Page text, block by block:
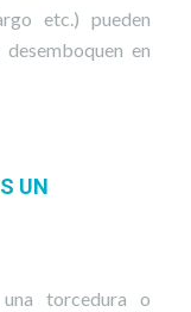
etc.) pueden
en
UN
torcedura o